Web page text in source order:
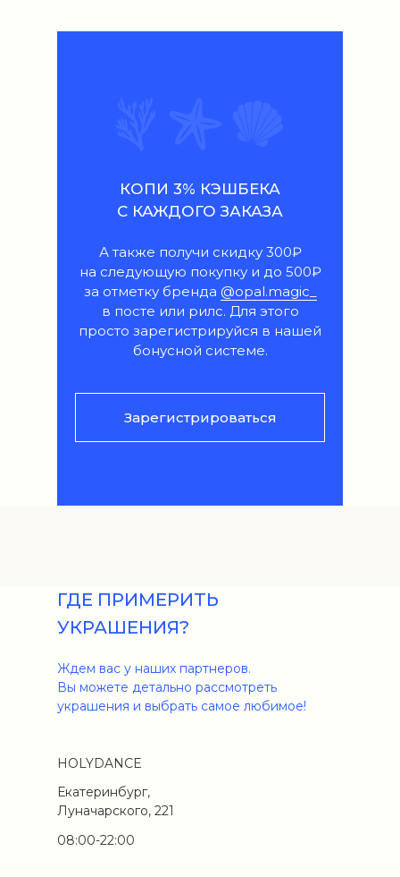
КОПИ 3% КЭШБЕКА
С КАЖДОГО ЗАКАЗА
Зарегистрироваться
А также получи скидку 300₽
на следующую покупку и до 500₽
за отметку бренда @opal.magic_
в посте или рилс. Для этого
просто зарегистрируйся в нашей
бонусной системе.
ГДЕ ПРИМЕРИТЬ
УКРАШЕНИЯ?
Екатеринбург,
Луначарского, 221
HOLYDANCE
08:00-22:00
Ждем вас у наших партнеров.
Вы можете детально рассмотреть
украшения и выбрать самое любимое!